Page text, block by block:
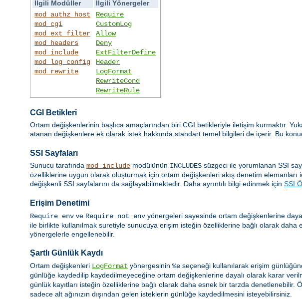
İlgili Modüller
İlgili Yönergeler
mod_authz_host
mod_cgi
mod_ext_filter
mod_headers
mod_include
mod_log_config
mod_rewrite
Require
CustomLog
Allow
Deny
ExtFilterDefine
Header
LogFormat
RewriteCond
RewriteRule
CGI Betikleri
Ortam değişkenlerinin başlıca amaçlarından biri CGI betikleriyle iletişim kurmaktır.
atanan değişkenlere ek olarak istek hakkında standart temel bilgileri de içerir. Bu
SSI Sayfaları
Sunucu tarafında mod_include modülünün INCLUDES süzgeci ile yorumlanan SSI
özelliklerine uygun olarak oluşturmak için ortam değişkenleri akış denetim
değişkenli SSI sayfalarını da sağlayabilmektedir. Daha ayrıntılı bilgi edinmek için SSI
Erişim Denetimi
Require env ve Require not env yönergeleri sayesinde ortam değişkenlerine
ile birlikte kullanılmak suretiyle sunucuya erişim isteğin özelliklerine bağlı olarak
yönergelerle engellenebilir.
Şartlı Günlük Kaydı
Ortam değişkenleri LogFormat yönergesinin %e seçeneği kullanılarak erişim
günlüğe kaydedilip kaydedilmeyeceğine ortam değişkenlerine dayalı olarak karar
günlük kayıtları isteğin özelliklerine bağlı olarak daha esnek bir tarzda denetlenebilir.
sadece alt ağınızın dışından gelen isteklerin günlüğe kaydedilmesini isteyebilirsiniz.